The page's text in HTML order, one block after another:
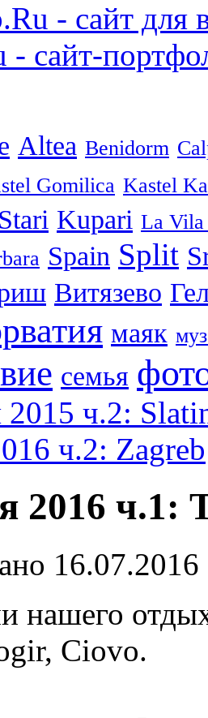
- сайт для
- сайт-
Altea Benidorm
Gomilica Kastel
Kupari La Vila
Spain Split
Витязево
маяк
семья
2015 ч.2:
ч.2: Zagreb
2016 ч.1:
16.07.2016
нашего
Ciovo.